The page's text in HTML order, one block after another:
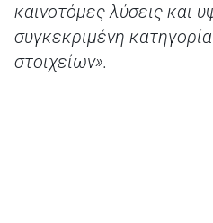
καινοτόμες λύσεις και
συγκεκριμένη
στοιχείων».